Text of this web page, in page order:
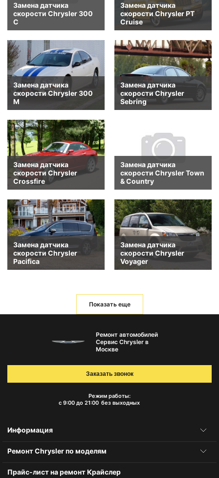
Замена датчика
скорости Chrysler 300
C
Замена датчика
скорости Chrysler PT
Cruise
Замена датчика
скорости Chrysler 300
M
Замена датчика
скорости Chrysler
Sebring
Замена датчика
скорости Chrysler
Crossfire
Замена датчика
скорости Chrysler Town
& Country
Замена датчика
скорости Chrysler
Pacifica
Замена датчика
скорости Chrysler
Voyager
Показать еще
Ремонт автомобилей
Сервис Chrysler в
Москве
Режим работы:
с 9:00 до 21:00 без выходных
Заказать звонок
Информация
Ремонт Chrysler по моделям
Прайс-лист на ремонт Крайслер